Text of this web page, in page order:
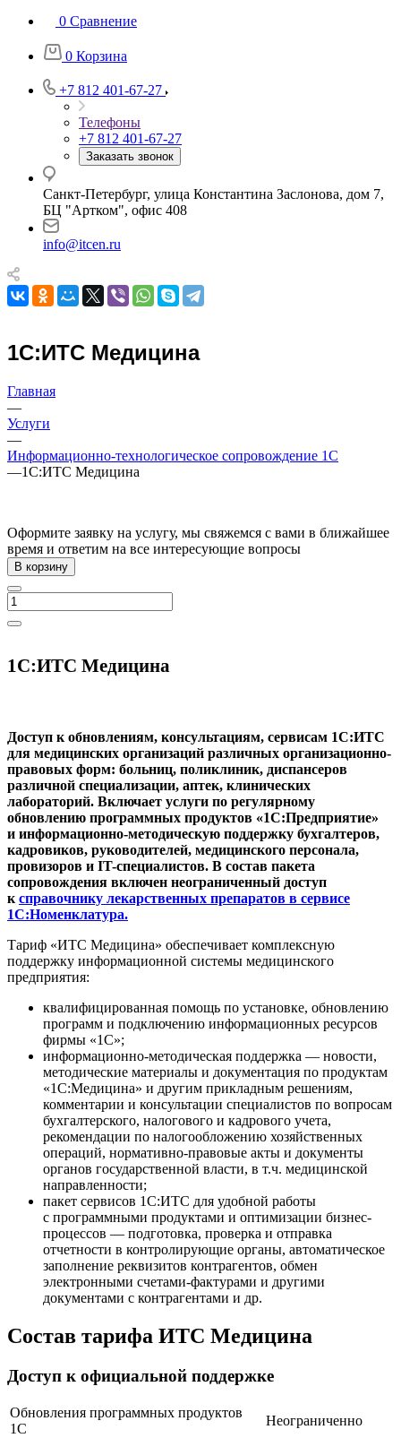
0 Сравнение
0 Корзина
+7 812 401-67-27
Телефоны
+7 812 401-67-27
Заказать звонок
Санкт-Петербург, улица Константина Заслонова, дом 7,
БЦ "Артком", офис 408
info@itcen.ru
1С:ИТС Медицина
Главная
—
Услуги
—
Информационно-технологическое сопровождение 1C
—1С:ИТС Медицина
Оформите заявку на услугу, мы свяжемся с вами в ближайшее
время и ответим на все интересующие вопросы
В корзину
1С:ИТС Медицина
Доступ к обновлениям, консультациям, сервисам 1С:ИТС
для медицинских организаций различных организационно-
правовых форм: больниц, поликлиник, диспансеров
различной специализации, аптек, клинических
лабораторий. Включает услуги по регулярному
обновлению программных продуктов «1С:Предприятие»
и информационно-методическую поддержку бухгалтеров,
кадровиков, руководителей, медицинского персонала,
провизоров и IT-специалистов. В состав пакета
сопровождения включен неограниченный доступ
к справочнику лекарственных препаратов в сервисе
1С:Номенклатура.
Тариф «ИТС Медицина» обеспечивает комплексную
поддержку информационной системы медицинского
предприятия:
квалифицированная помощь по установке, обновлению
программ и подключению информационных ресурсов
фирмы «1С»;
информационно-методическая поддержка — новости,
методические материалы и документация по продуктам
«1С:Медицина» и другим прикладным решениям,
комментарии и консультации специалистов по вопросам
бухгалтерского, налогового и кадрового учета,
рекомендации по налогообложению хозяйственных
операций, нормативно-правовые акты и документы
органов государственной власти, в т.ч. медицинской
направленности;
пакет сервисов 1С:ИТС для удобной работы
с программными продуктами и оптимизации бизнес-
процессов — подготовка, проверка и отправка
отчетности в контролирующие органы, автоматическое
заполнение реквизитов контрагентов, обмен
электронными счетами-фактурами и другими
документами с контрагентами и др.
Состав тарифа ИТС Медицина
Доступ к официальной поддержке
Обновления программных продуктов
1С
Неограниченно